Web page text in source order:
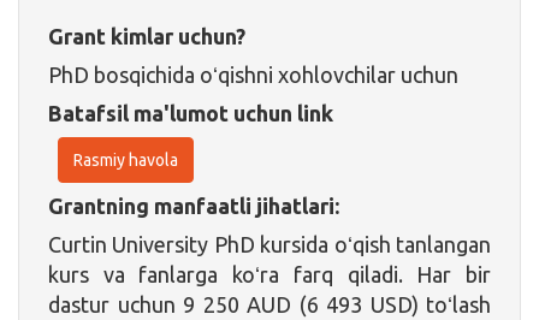
Grant kimlar uchun?
PhD bosqichida oʻqishni xohlovchilar uchun
Batafsil ma'lumot uchun link
Rasmiy havola
Grantning manfaatli jihatlari:
Curtin University PhD kursida oʻqish tanlangan
kurs va fanlarga koʻra farq qiladi. Har bir
dastur uchun 9 250 AUD (6 493 USD) toʻlash